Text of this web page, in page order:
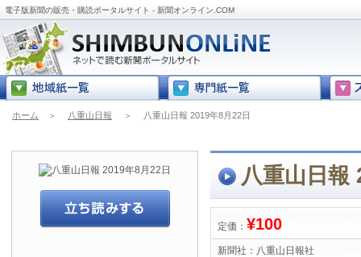
電子版新聞の販売・購読ポータルサイト - 新聞オンライン.COM
ホーム ＞ 八重山日報 ＞ 八重山日報 2019年8月22日
八重山日報
定価： ¥100
新聞社： 八重山日報社